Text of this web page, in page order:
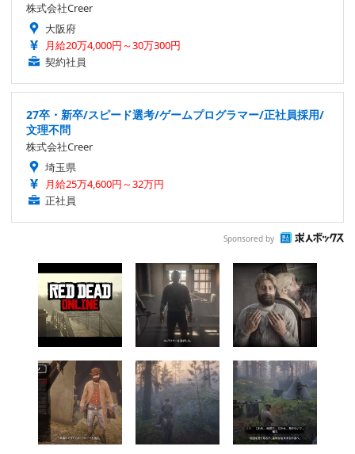
株式会社Creer
大阪府
月給20万4,000円～30万300円
契約社員
27卒・新卒/スピード選考/ゲームプログラマー/正社員採用/
文理不問
株式会社Creer
埼玉県
月給25万4,600円～32万円
正社員
Sponsored by